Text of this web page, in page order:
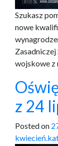
Szukasz
nowe
wojskowe z
z 24
Posted on